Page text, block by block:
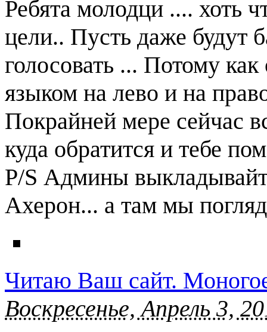
Ребята молодци .... хоть
цели.. Пусть даже будут
голосовать ... Потому
языком на лево и на
Покрайней мере сейчас
куда обратится и тебе
P/S Админы
Ахерон... а там мы
Читаю Ваш сайт.
Воскресенье, Апрель 3,